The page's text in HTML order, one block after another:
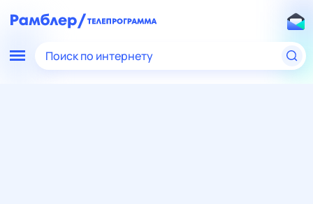
Поиск по интернету